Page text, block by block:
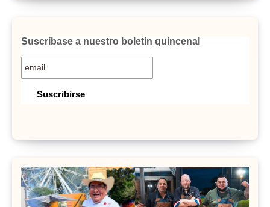
Suscríbase a nuestro boletín quincenal